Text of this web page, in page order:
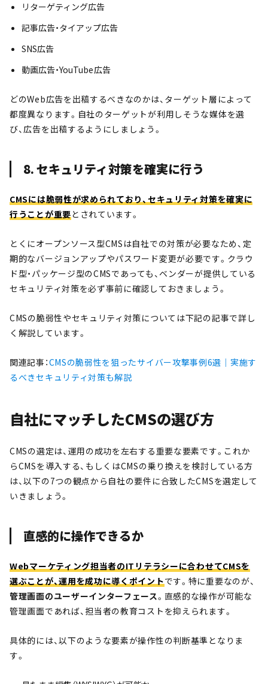
リターゲティング広告
記事広告・タイアップ広告
SNS広告
動画広告・YouTube広告
どのWeb広告を出稿するべきなのかは、ターゲット層によって
都度異なります。自社のターゲットが利用しそうな媒体を選
び、広告を出稿するようにしましょう。
8. セキュリティ対策を確実に行う
CMSには脆弱性が求められており、セキュリティ対策を確実に
行うことが重要とされています。
とくにオープンソース型CMSは自社での対策が必要なため、定
期的なバージョンアップやパスワード変更が必要です。クラウ
ド型・パッケージ型のCMSであっても、ベンダーが提供している
セキュリティ対策を必ず事前に確認しておきましょう。
CMSの脆弱性やセキュリティ対策については下記の記事で詳し
く解説しています。
関連記事：CMSの脆弱性を狙ったサイバー攻撃事例6選｜実施す
るべきセキュリティ対策も解説
自社にマッチしたCMSの選び方
CMSの選定は、運用の成功を左右する重要な要素です。これか
らCMSを導入する、もしくはCMSの乗り換えを検討している方
は、以下の7つの観点から自社の要件に合致したCMSを選定して
いきましょう。
直感的に操作できるか
Webマーケティング担当者のITリテラシーに合わせてCMSを
選ぶことが、運用を成功に導くポイントです。特に重要なのが、
管理画面のユーザーインターフェース。直感的な操作が可能な
管理画面であれば、担当者の教育コストを抑えられます。
具体的には、以下のような要素が操作性の判断基準となりま
す。